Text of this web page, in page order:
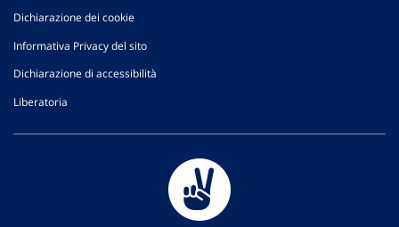
Dichiarazione dei cookie
Informativa Privacy del sito
Dichiarazione di accessibilità
Liberatoria